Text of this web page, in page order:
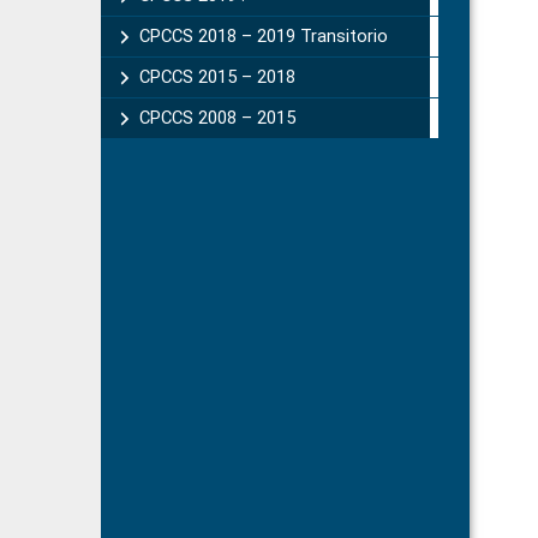
CPCCS 2018 – 2019 Transitorio
CPCCS 2015 – 2018
CPCCS 2008 – 2015